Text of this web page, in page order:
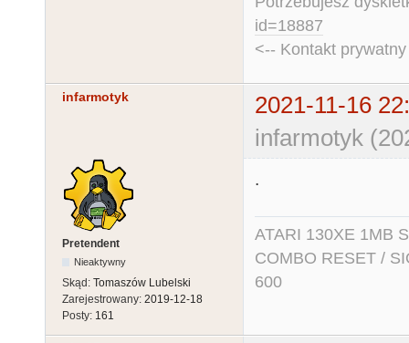
id=18887
<-- Kontakt
infarmotyk
2021-11-16
infarmotyk
Pretendent
Nieaktywny
Skąd: Tomaszów Lubelski
Zarejestrowany: 2019-12-18
Posty: 161
.
ATARI 130XE 1MB
COMBO RESET /
600